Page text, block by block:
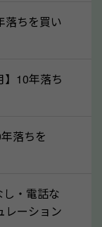
ます。
、自動車税の
れます。不要
て確認し
落ちを買い
】10年落ち
落ちを
し・電話な
レーション